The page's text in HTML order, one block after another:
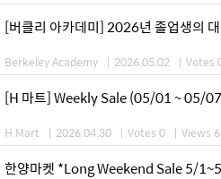
[버클리 아카데미] 2026년 졸업생의
Berkeley Academy | 2026.05.02 | Votes
[H 마트] Weekly Sale (05/01 ~ 05/
H Mart | 2026.04.30 | Votes 0 | Views
한양마켓 *Long Weekend Sale 5/